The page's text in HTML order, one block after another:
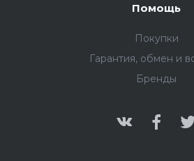
Помощь
Покупки
Гарантия, обмен и
Бренды